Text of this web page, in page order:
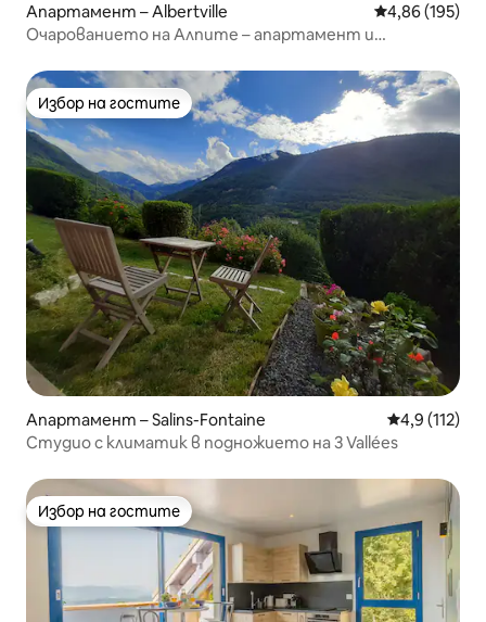
Апартамент – Albertville Средна
4,86 (195)
Очарованието на Алпите – апартамент и
Избор на гостите
Избор на гостите
Апартамент – Salins-Fontaine Средна
4,9 (112)
Студио с климатик в подножието на 3 Vallées
Избор на гостите
Избор на гостите